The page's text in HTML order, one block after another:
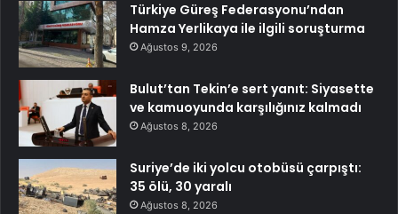
Türkiye Güreş Federasyonu’ndan
Hamza Yerlikaya ile ilgili soruşturma
Ağustos 9, 2026
Bulut’tan Tekin’e sert yanıt: Siyasette
ve kamuoyunda karşılığınız kalmadı
Ağustos 8, 2026
Suriye’de iki yolcu otobüsü çarpıştı:
35 ölü, 30 yaralı
Ağustos 8, 2026